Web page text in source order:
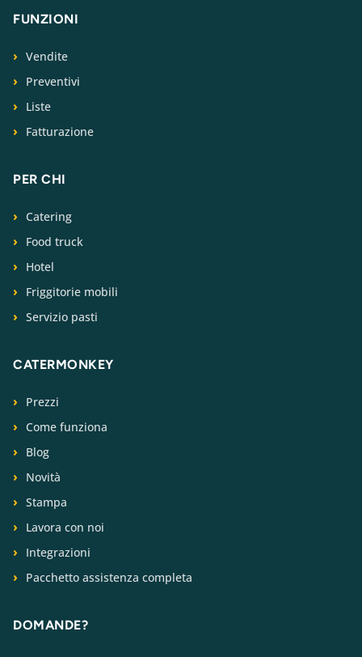
FUNZIONI
Vendite
Preventivi
Liste
Fatturazione
PER CHI
Catering
Food truck
Hotel
Friggitorie mobili
Servizio pasti
CATERMONKEY
Prezzi
Come funziona
Blog
Novità
Stampa
Lavora con noi
Integrazioni
Pacchetto assistenza completa
DOMANDE?